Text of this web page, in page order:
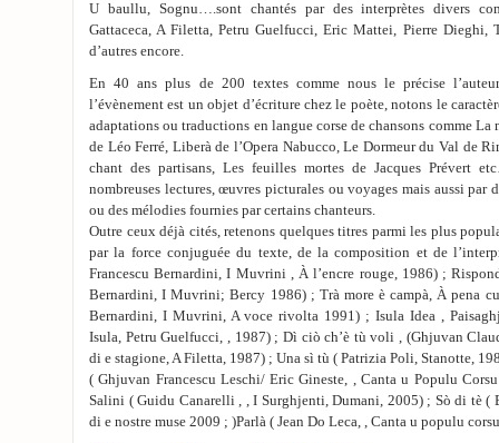
U baullu, Sognu….sont chantés par des interprètes divers
Gattaceca, A Filetta, Petru Guelfucci, Eric Mattei, Pierre
d’autres encore.
En 40 ans plus de 200 textes comme nous le précise
l’évènement est un objet d’écriture chez le poète, notons le
adaptations ou traductions en langue corse de chansons comme La
de Léo Ferré, Liberà de l’Opera Nabucco, Le Dormeur du Val de
chant des partisans, Les feuilles mortes de Jacques Prévert
nombreuses lectures, œuvres picturales ou voyages mais aussi par
ou des mélodies fournies par certains chanteurs.
Outre ceux déjà cités, retenons quelques titres parmi les plus
par la force conjuguée du texte, de la composition et de
Francescu Bernardini, I Muvrini , À l’encre rouge, 1986) ;
Bernardini, I Muvrini; Bercy 1986) ; Trà more è campà, À pena
Bernardini, I Muvrini, A voce rivolta 1991) ; Isula Idea ,
Isula, Petru Guelfucci, , 1987) ; Dì ciò ch’è tù voli , (Ghjuvan
di e stagione, A Filetta, 1987) ; Una sì tù ( Patrizia Poli, Stanotte,
( Ghjuvan Francescu Leschi/ Eric Gineste, , Canta u Populu
Salini ( Guidu Canarelli , , I Surghjenti, Dumani, 2005) ; Sò di tè (
di e nostre muse 2009 ; )Parlà ( Jean Do Leca, , Canta u populu